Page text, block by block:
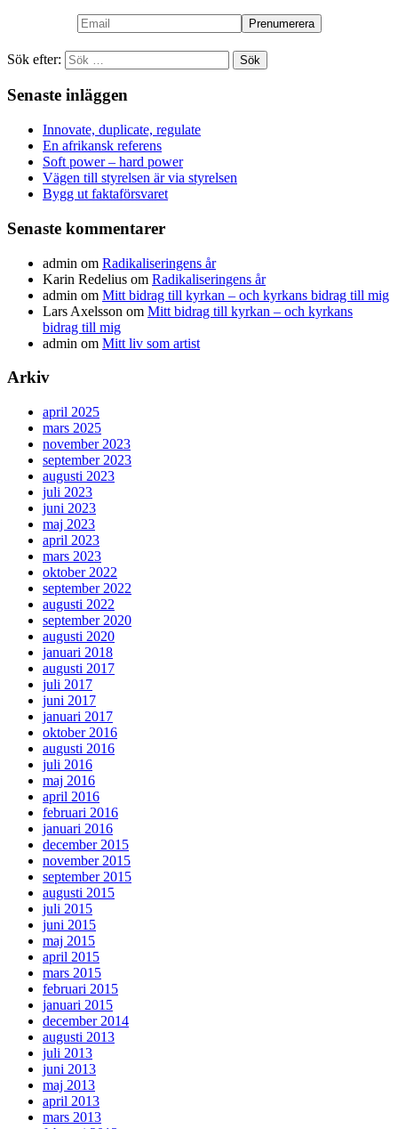
Sök efter:
Senaste inläggen
Innovate, duplicate, regulate
En afrikansk referens
Soft power – hard power
Vägen till styrelsen är via styrelsen
Bygg ut faktaförsvaret
Senaste kommentarer
admin om Radikaliseringens år
Karin Redelius om Radikaliseringens år
admin om Mitt bidrag till kyrkan – och kyrkans bidrag till mig
Lars Axelsson om Mitt bidrag till kyrkan – och kyrkans
bidrag till mig
admin om Mitt liv som artist
Arkiv
april 2025
mars 2025
november 2023
september 2023
augusti 2023
juli 2023
juni 2023
maj 2023
april 2023
mars 2023
oktober 2022
september 2022
augusti 2022
september 2020
augusti 2020
januari 2018
augusti 2017
juli 2017
juni 2017
januari 2017
oktober 2016
augusti 2016
juli 2016
maj 2016
april 2016
februari 2016
januari 2016
december 2015
november 2015
september 2015
augusti 2015
juli 2015
juni 2015
maj 2015
april 2015
mars 2015
februari 2015
januari 2015
december 2014
augusti 2013
juli 2013
juni 2013
maj 2013
april 2013
mars 2013